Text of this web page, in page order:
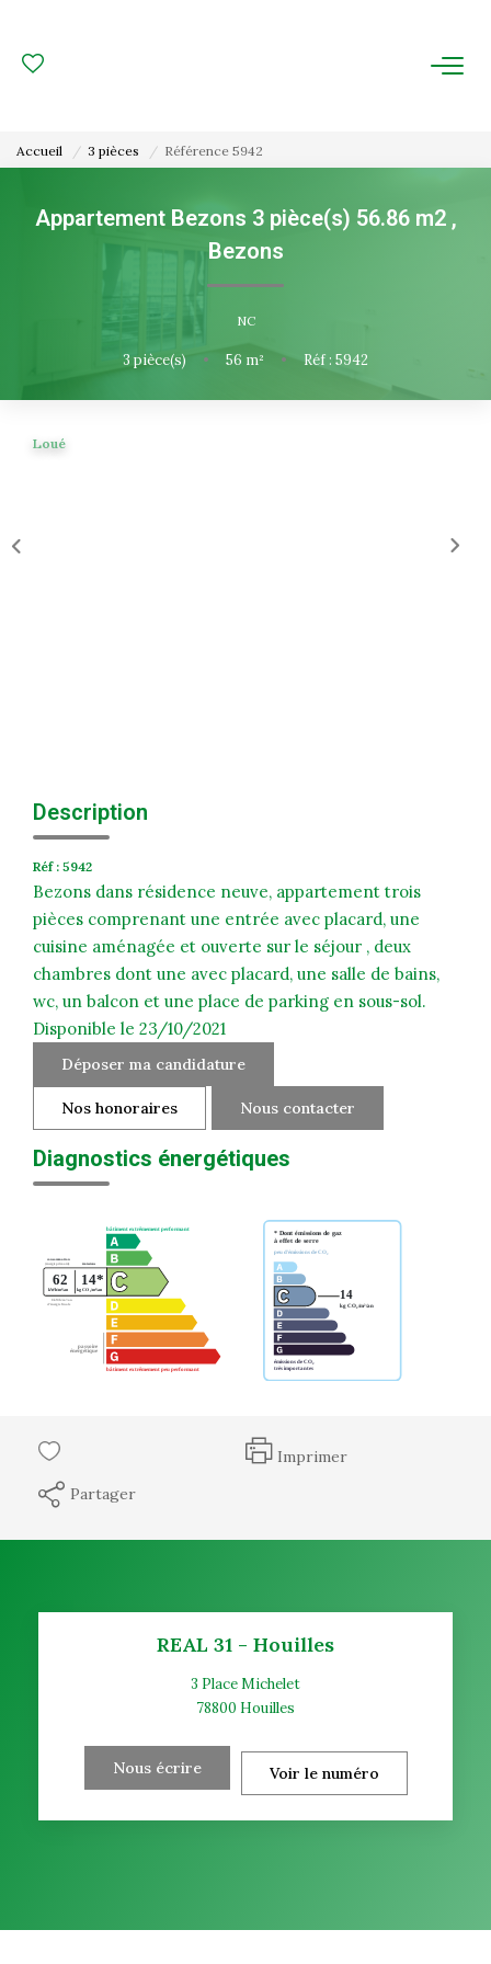
FAIRE GÉRER
Gestion Locative
Gestion De Copropriété
Extranet Syndic Et Gestion Locative
Extranet Syndic Estale
Accueil 3 pièces Référence 5942
Appartement Bezons 3 pièce(s) 56.86 m2 ,
Bezons
NC
3 pièce(s) • 56 m² • Réf : 5942
Loué
Description
Réf : 5942
Bezons dans résidence neuve, appartement trois
pièces comprenant une entrée avec placard, une
cuisine aménagée et ouverte sur le séjour , deux
chambres dont une avec placard, une salle de bains,
wc, un balcon et une place de parking en sous-sol.
Disponible le 23/10/2021
Déposer ma candidature
Nos honoraires Nous contacter
Diagnostics énergétiques
Imprimer
Partager
REAL 31 - Houilles
3 Place Michelet
78800 Houilles
Nous écrire Voir le numéro